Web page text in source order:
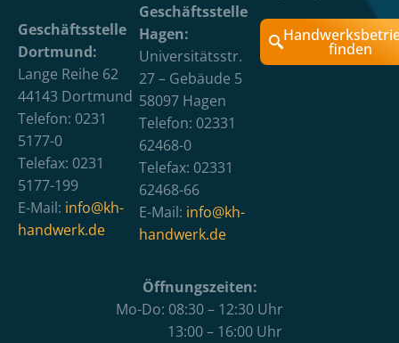
Geschäftsstelle
Dortmund:
Lange Reihe 62
44143 Dortmund
Telefon: 0231
5177-0
Telefax: 0231
5177-199
E-Mail: info@kh-
handwerk.de
Geschäftsstelle
Hagen:
Universitätsstr.
27 – Gebäude 5
58097 Hagen
Telefon: 02331
62468-0
Telefax: 02331
62468-66
E-Mail: info@kh-
handwerk.de
finden
Öffnungszeiten:
Mo-Do: 08:30 – 12:30 Uhr
13:00 – 16:00 Uhr